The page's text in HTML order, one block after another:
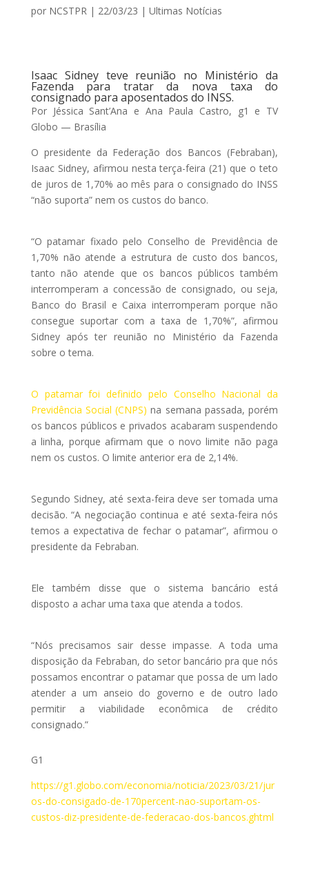
por NCSTPR| 22/03/23 | Ultimas Notícias
Isaac Sidney teve reunião no Ministério da
Fazenda para tratar da nova taxa do
consignado para aposentados do INSS.
Por Jéssica Sant’Ana e Ana Paula Castro, g1 e TV
Globo — Brasília
O presidente da Federação dos Bancos (Febraban),
Isaac Sidney, afirmou nesta terça-feira (21) que o teto
de juros de 1,70% ao mês para o consignado do INSS
“não suporta” nem os custos do banco.
“O patamar fixado pelo Conselho de Previdência de
1,70% não atende a estrutura de custo dos bancos,
tanto não atende que os bancos públicos também
interromperam a concessão de consignado, ou seja,
Banco do Brasil e Caixa interromperam porque não
consegue suportar com a taxa de 1,70%”, afirmou
Sidney após ter reunião no Ministério da Fazenda
sobre o tema.
O patamar foi definido pelo Conselho Nacional da
Previdência Social (CNPS) na semana passada, porém
os bancos públicos e privados acabaram suspendendo
a linha, porque afirmam que o novo limite não paga
nem os custos. O limite anterior era de 2,14%.
Segundo Sidney, até sexta-feira deve ser tomada uma
decisão. “A negociação continua e até sexta-feira nós
temos a expectativa de fechar o patamar”, afirmou o
presidente da Febraban.
Ele também disse que o sistema bancário está
disposto a achar uma taxa que atenda a todos.
“Nós precisamos sair desse impasse. A toda uma
disposição da Febraban, do setor bancário pra que nós
possamos encontrar o patamar que possa de um lado
atender a um anseio do governo e de outro lado
permitir a viabilidade econômica de crédito
consignado.”
G1
https://g1.globo.com/economia/noticia/2023/03/21/jur
os-do-consigado-de-170percent-nao-suportam-os-
custos-diz-presidente-de-federacao-dos-bancos.ghtml